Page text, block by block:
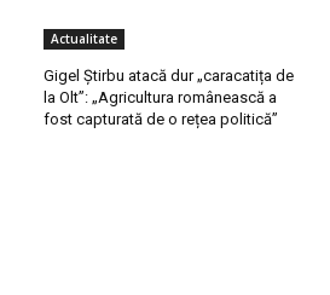
Actualitate
Gigel Știrbu atacă dur „caracatița de
la Olt”: „Agricultura românească a
fost capturată de o rețea politică”